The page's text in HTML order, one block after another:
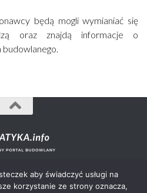
będą mogli wymianiać się
oraz znajdą informacje o
budowlanego.
wszystkie prawa zastrzeżone.
aby świadczyć usługi na
korzystanie ze strony oznacza,